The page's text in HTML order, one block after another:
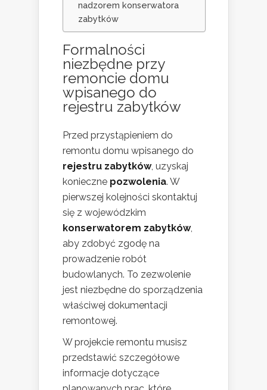
nadzorem konserwatora
zabytków
Formalności
niezbędne przy
remoncie domu
wpisanego do
rejestru zabytków
Przed przystąpieniem do
remontu domu wpisanego do
rejestru zabytków, uzyskaj
konieczne pozwolenia. W
pierwszej kolejności skontaktuj
się z wojewódzkim
konserwatorem zabytków,
aby zdobyć zgodę na
prowadzenie robót
budowlanych. To zezwolenie
jest niezbędne do sporządzenia
właściwej dokumentacji
remontowej.
W projekcie remontu musisz
przedstawić szczegółowe
informacje dotyczące